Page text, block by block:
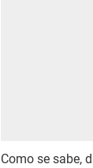
Como se sabe,